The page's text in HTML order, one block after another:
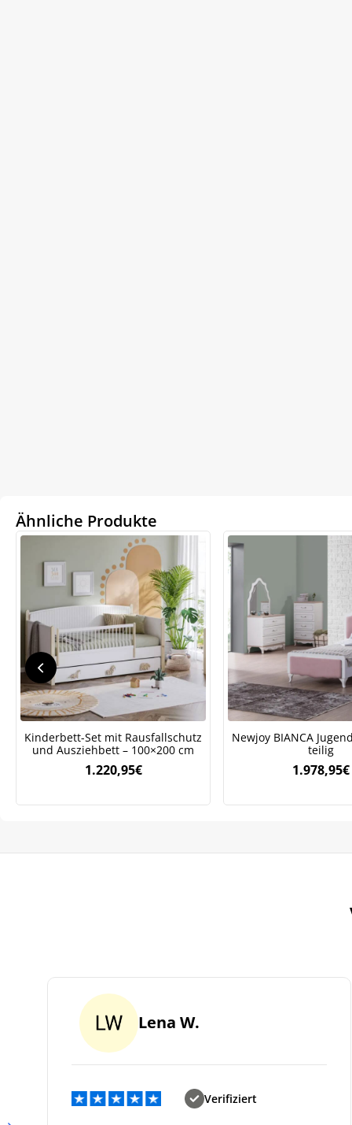
Ähnliche Produkte
Kinderbett-Set mit Rausfallschutz
und Ausziehbett – 100×200 cm
1.220,95€
Newjoy BIANCA
teilig
1.978,95€
Lena W.
Verifiziert